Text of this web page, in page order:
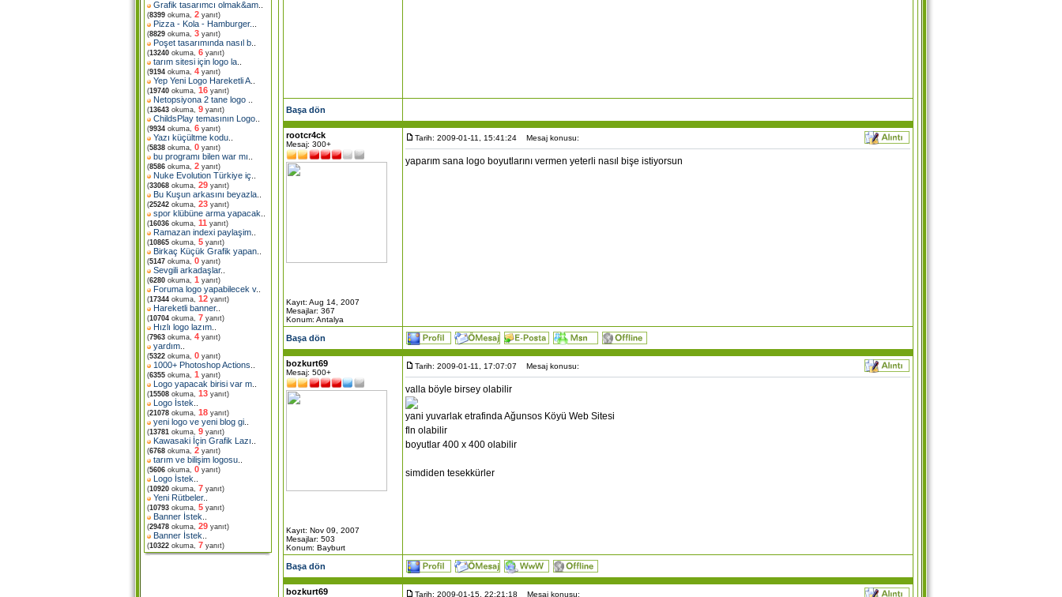
Grafik tasarımcı olmak&am
(8399 okuma, 2 yanıt)
Pizza - Kola - Hamburger.
(8829 okuma, 3 yanıt)
Poşet tasarımında nasıl b
(13240 okuma, 6 yanıt)
tarım sitesi için logo la
(9194 okuma, 4 yanıt)
Yep Yeni Logo Hareketli A
(19740 okuma, 16 yanıt)
Netopsiyona 2 tane logo
(13643 okuma, 9 yanıt)
ChildsPlay temasının Logo
(9934 okuma, 6 yanıt)
Yazı küçültme kodu
(5838 okuma, 0 yanıt)
bu programı bilen war mı
(8586 okuma, 2 yanıt)
Nuke Evolution Türkiye iç
(33068 okuma, 29 yanıt)
Bu Kuşun arkasını beyazla
(25242 okuma, 23 yanıt)
spor klübüne arma yapacak
(16036 okuma, 11 yanıt)
Ramazan indexi paylaşim
(10865 okuma, 5 yanıt)
Birkaç Küçük Grafik yapan
(5147 okuma, 0 yanıt)
Sevgili arkadaşlar..
(6280 okuma, 1 yanıt)
Foruma logo yapabilecek v..
(17344 okuma, 12 yanıt)
Hareketli banner..
(10704 okuma, 7 yanıt)
Hızlı logo lazım
(7963 okuma, 4 yanıt)
yardım
(5322 okuma, 0 yanıt)
1000+ Photoshop Actions
(6355 okuma, 1 yanıt)
Logo yapacak birisi var m
(15508 okuma, 13 yanıt)
Logo İstek
(21078 okuma, 18 yanıt)
yeni logo ve yeni blog gi
(13781 okuma, 9 yanıt)
Kawasaki İçin Grafik Lazı
(6768 okuma, 2 yanıt)
tarım ve bilişim logosu
(5606 okuma, 0 yanıt)
Logo İstek
(10920 okuma, 7 yanıt)
Yeni Rütbeler..
(10793 okuma, 5 yanıt)
Banner İstek
(29478 okuma, 29 yanıt)
Banner İstek
(10322 okuma, 7 yanıt)
Başa dön
rootcr4ck
Mesaj: 300+
Kayıt: Aug 14, 2007
Mesajlar: 367
Konum: Antalya
Tarih: 2009-01-11, 15:41:24 Mesaj konusu:
yaparım sana logo boyutlarını vermen yeterli nasıl bişe istiyorsun
Başa dön
bozkurt69
Mesaj: 500+
Kayıt: Nov 09, 2007
Mesajlar: 503
Konum: Bayburt
Tarih: 2009-01-11, 17:07:07 Mesaj konusu:
valla böyle birsey olabilir
yani yuvarlak etrafinda Ağunsos Köyü Web Sitesi
fln olabilir
boyutlar 400 x 400 olabilir
simdiden tesekkürler
Başa dön
bozkurt69 Tarih: 2009-01-15, 22:21:18 Mesaj konusu: